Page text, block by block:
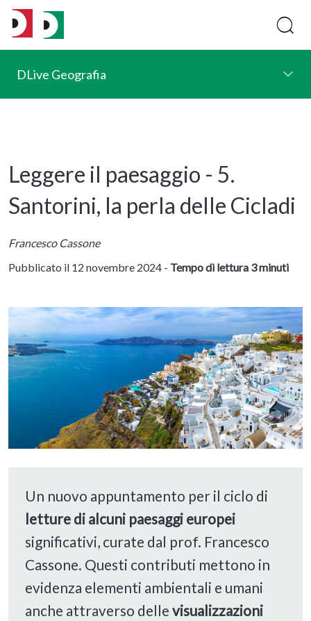
DLive Geografia
Leggere il paesaggio - 5.
Santorini, la perla delle Cicladi
Francesco Cassone
Pubblicato il 12 novembre 2024 - Tempo di lettura 3 minuti
Un nuovo appuntamento per il ciclo di
letture di alcuni paesaggi europei
significativi, curate dal prof. Francesco
Cassone. Questi contributi mettono in
evidenza elementi ambientali e umani
anche attraverso delle visualizzazioni